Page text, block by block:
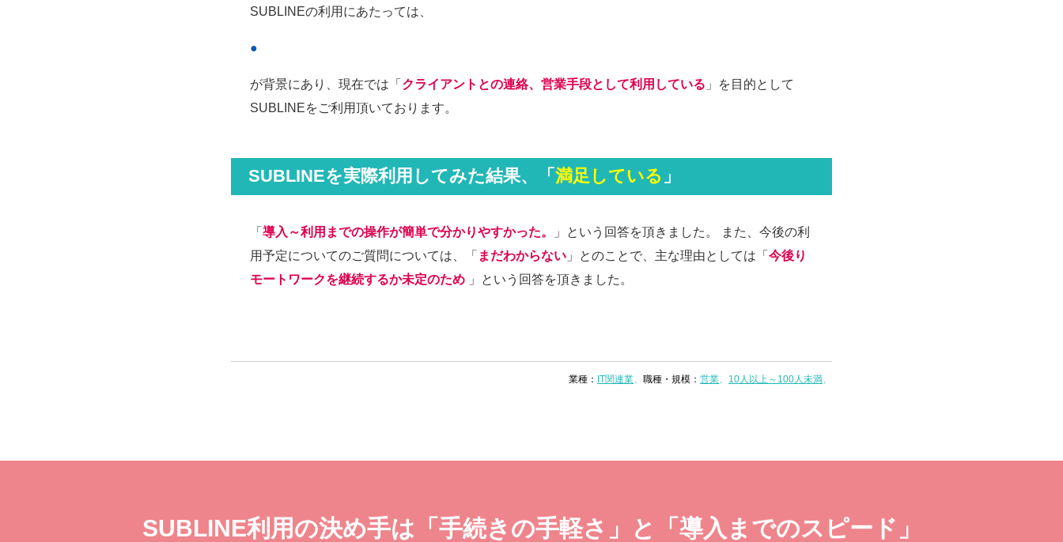
SUBLINEの利⽤にあたっては、
が背景にあり、現在では「 クライアントとの連絡、営業手段として利用している 」を⽬的として
SUBLINEをご利⽤頂いております。
SUBLINEを実際利⽤してみた結果、「 満足している 」
「 導入～利用までの操作が簡単で分かりやすかった。
」という回答を頂きました。 また、今後の利
⽤予定についてのご質問については、「 まだわからない 」とのことで、主な理由としては「 今後り
モートワークを継続するか未定のため 」という回答を頂きました。
業種： IT関連業 職種・規模： 営業 10人以上～100人未満
SUBLINE利⽤の決め⼿は 「⼿続きの⼿軽さ」と 「導⼊までのスピード」